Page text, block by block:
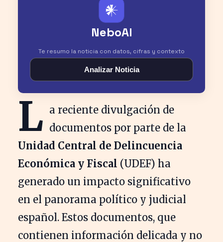
𒀭
NeboAI
Te resumo la noticia con datos, cifras y contexto
Analizar Noticia
L a reciente divulgación de
documentos por parte de la
Unidad Central de Delincuencia
Económica y Fiscal (UDEF) ha
generado un impacto significativo
en el panorama político y judicial
español. Estos documentos, que
contienen información delicada y no